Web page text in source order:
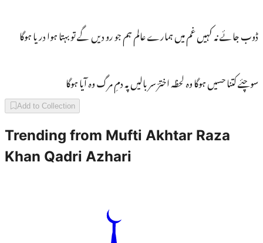
ڈوب جائے نہ کہیں غم میں ہمارے عالم ہم جو رو دیں گے تو بہتا ہوا دریا ہوگا
سوچئے کتنا حسیں ہوگا وہ لحظہ اخترؔ سر بالیں پہ دمِ مرگ وہ آیا ہوگا
Add to Collection
Trending from Mufti Akhtar Raza
Khan Qadri Azhari